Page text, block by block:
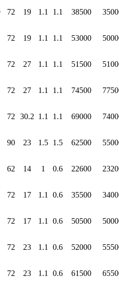
72 19 1.1 1.1 38500
72 19 1.1 1.1 53000
72 27 1.1 1.1 51500
72 27 1.1 1.1 74500
72 30.2 1.1 1.1 69000
90 23 1.5 1.5 62500
62 14 1 0.6 22600
72 17 1.1 0.6 35500
72 17 1.1 0.6 50500
72 23 1.1 0.6 52000
72 23 1.1 0.6 61500